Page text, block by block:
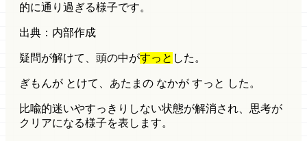
的に通り過ぎる様子です。
出典：内部作成
疑問が解けて、頭の中がすっと した。
ぎもんが とけて、あたまの なかが すっと した。
比喩的迷いやすっきりしない状態が解消され、思考が
クリアになる様子を表します。